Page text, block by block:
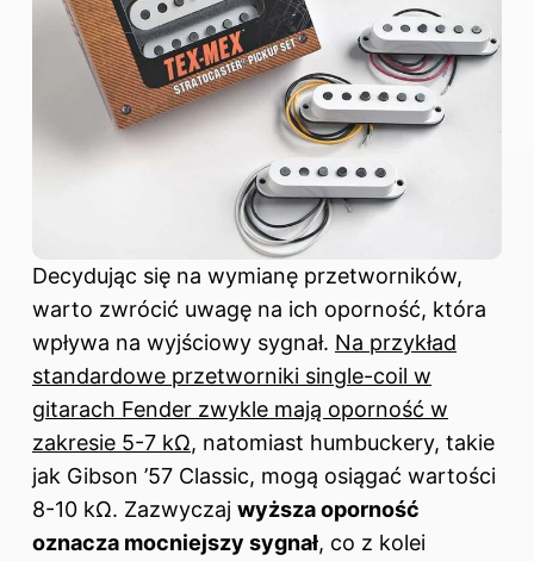
Decydując się na wymianę przetworników,
warto zwrócić uwagę na ich oporność, która
wpływa na wyjściowy sygnał. Na przykład
standardowe przetworniki single-coil w
gitarach Fender zwykle mają oporność w
zakresie 5-7 kΩ, natomiast humbuckery, takie
jak Gibson ’57 Classic, mogą osiągać wartości
8-10 kΩ. Zazwyczaj wyższa oporność
oznacza mocniejszy sygnał, co z kolei